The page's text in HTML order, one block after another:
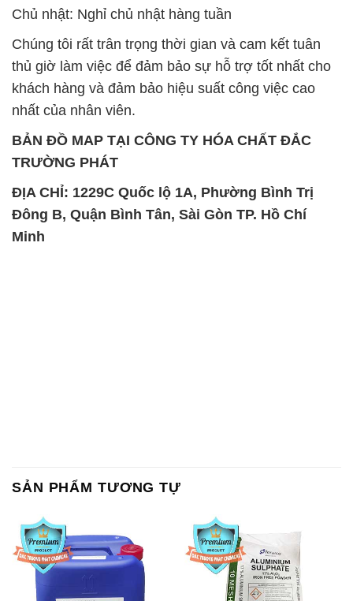
nhất của nhân viên.
BẢN ĐỒ MAP TẠI CÔNG TY HÓA CHẤT ĐẮC
TRƯỜNG PHÁT
ĐỊA CHỈ: 1229C Quốc lộ 1A, Phường Bình Trị
Đông B, Quận Bình Tân, Sài Gòn TP. Hồ Chí
Minh
Chất Bảo Quản CMIT Thái Phèn Nhôm – Al2(SO4)3 17%